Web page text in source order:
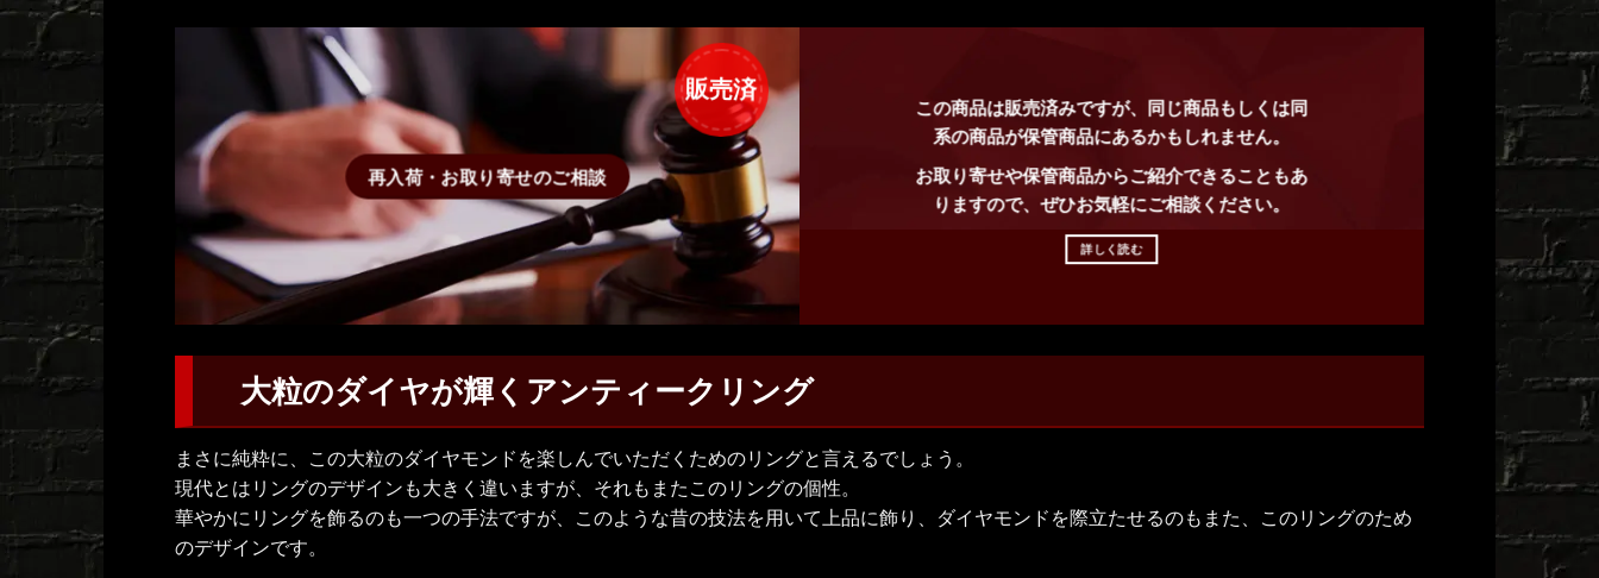
販売済
再入荷・お取り寄せのご相談
この商品は販売済みですが、同じ商品もしくは同
系の商品が保管商品にあるかもしれません。
お取り寄せや保管商品からご紹介できることもあ
りますので、ぜひお気軽にご相談ください。
詳しく読む
大粒のダイヤが輝くアンティークリング
まさに純粋に、この大粒のダイヤモンドを楽しんでいただくためのリングと言えるでしょう。
現代とはリングのデザインも大きく違いますが、それもまたこのリングの個性。
華やかにリングを飾るのも一つの手法ですが、このような昔の技法を用いて上品に飾り、ダイヤモンドを際立たせるのもまた、このリングのため
のデザインです。